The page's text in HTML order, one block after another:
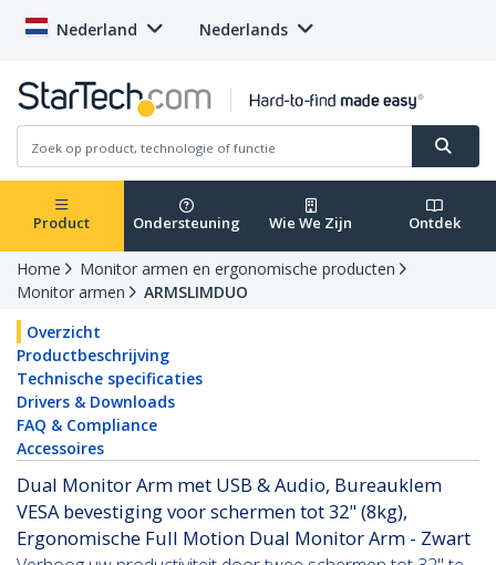
Nederland Nederlands
Product Ondersteuning Wie We Zijn Ontdek
Home
Monitor armen en ergonomische producten
Monitor armen
ARMSLIMDUO
Overzicht
Productbeschrijving
Technische specificaties
Drivers & Downloads
FAQ & Compliance
Accessoires
Dual Monitor Arm met USB & Audio, Bureauklem
VESA bevestiging voor schermen tot 32" (8kg),
Ergonomische Full Motion Dual Monitor Arm - Zwart